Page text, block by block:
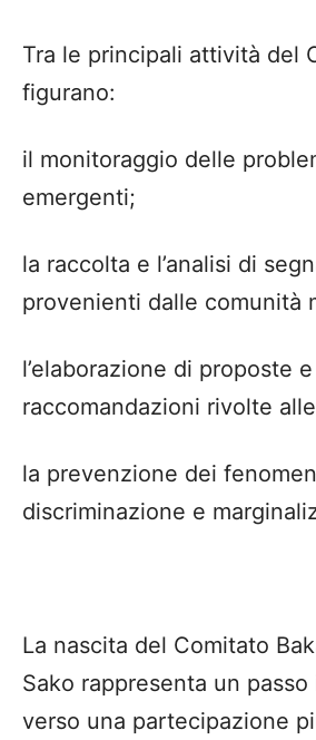
Tra le principali attività del
figurano:
il monitoraggio delle
emergenti;
la raccolta e l’analisi di
provenienti dalle comunità
l’elaborazione di proposte e
raccomandazioni rivolte
la prevenzione dei
discriminazione e
La nascita del Comitato
Sako rappresenta un
verso una partecipazione